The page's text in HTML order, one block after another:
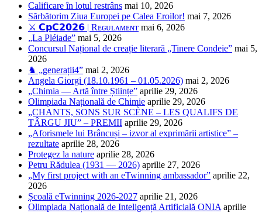
Calificare în lotul restrâns mai 10, 2026
Sărbătorim Ziua Europei pe Calea Eroilor! mai 7, 2026
⚔️ 𝗖𝗽𝗖𝟮𝟬𝟮𝟲 | Rᴇɢᴜʟᴀᴍᴇɴᴛ mai 6, 2026
„La Pléiade” mai 5, 2026
Concursul Național de creație literară „Tinere Condeie” mai 5,
2026
♞ „generații4” mai 2, 2026
Angela Giorgi (18.10.1961 – 01.05.2026) mai 2, 2026
„Chimia — Artă între Științe” aprilie 29, 2026
Olimpiada Națională de Chimie aprilie 29, 2026
„CHANTS, SONS SUR SCÈNE – LES QUALIFS DE
TÂRGU JIU” – PREMII aprilie 29, 2026
„Aforismele lui Brâncuși – izvor al exprimării artistice” –
rezultate aprilie 28, 2026
Protegez la nature aprilie 28, 2026
Petru Rădulea (1931 — 2026) aprilie 27, 2026
„My first project with an eTwinning ambassador” aprilie 22,
2026
Școală eTwinning 2026-2027 aprilie 21, 2026
Olimpiada Națională de Inteligență Artificială ONIA aprilie